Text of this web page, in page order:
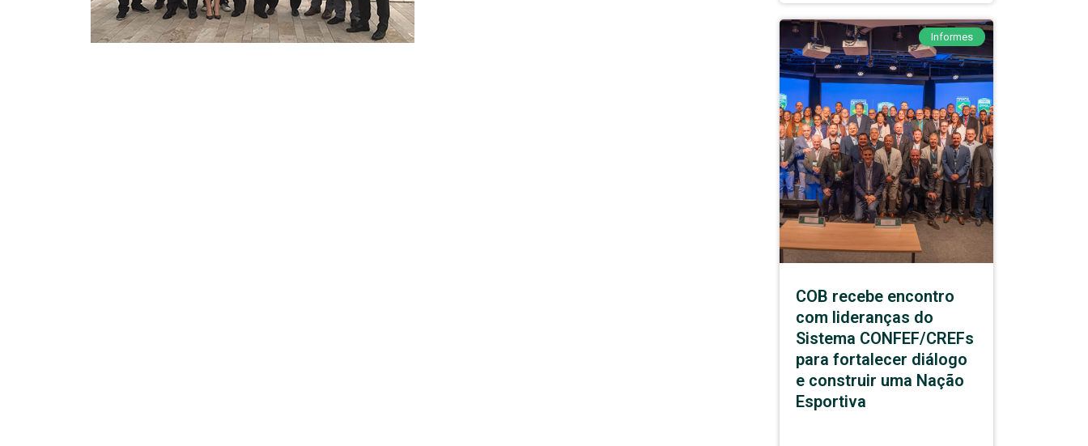
Informes
COB recebe encontro
com lideranças do
Sistema CONFEF/CREFs
para fortalecer diálogo
e construir uma Nação
Esportiva